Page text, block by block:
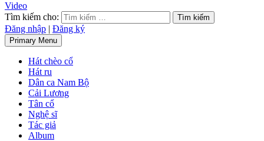
Video
Tìm kiếm cho:
Đăng nhập | Đăng ký
Primary Menu
Hát chèo cổ
Hát ru
Dân ca Nam Bộ
Cải Lương
Tân cổ
Nghệ sĩ
Tác giả
Album